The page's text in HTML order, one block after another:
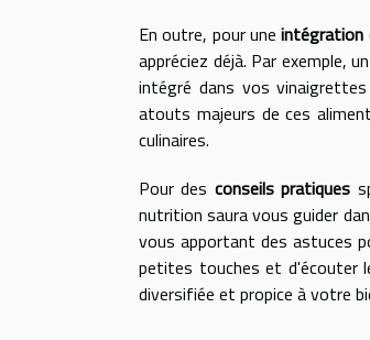
En outre, pour uneintégration
appréciez déjà. Par exemple,
intégré dans vos
atouts majeurs de ces
culinaires.
Pour des conseils pratiques
nutrition saura vous guider
vous apportant des astuces
petites touches et d'écouter
diversifiée et propice à votre